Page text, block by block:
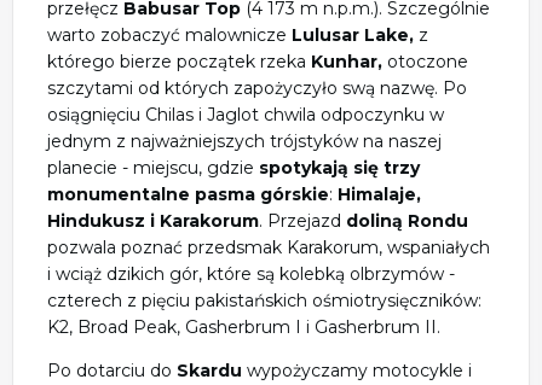
przełęcz Babusar Top (4 173 m n.p.m.). Szczególnie
warto zobaczyć malownicze Lulusar Lake, z
którego bierze początek rzeka Kunhar, otoczone
szczytami od których zapożyczyło swą nazwę. Po
osiągnięciu Chilas i Jaglot chwila odpoczynku w
jednym z najważniejszych trójstyków na naszej
planecie - miejscu, gdzie spotykają się trzy
monumentalne pasma górskie: Himalaje,
Hindukusz i Karakorum. Przejazd doliną Rondu
pozwala poznać przedsmak Karakorum, wspaniałych
i wciąż dzikich gór, które są kolebką olbrzymów -
czterech z pięciu pakistańskich ośmiotrysięczników:
K2, Broad Peak, Gasherbrum I i Gasherbrum II.
Po dotarciu do Skardu wypożyczamy motocykle i